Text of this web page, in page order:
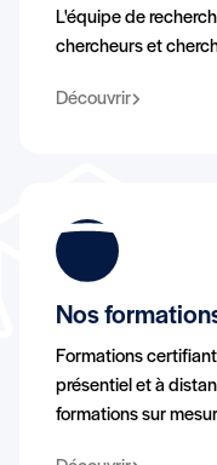
L'équipe de
chercheurs et
Découvrir
Nos
Formations
présentiel et à
formations sur